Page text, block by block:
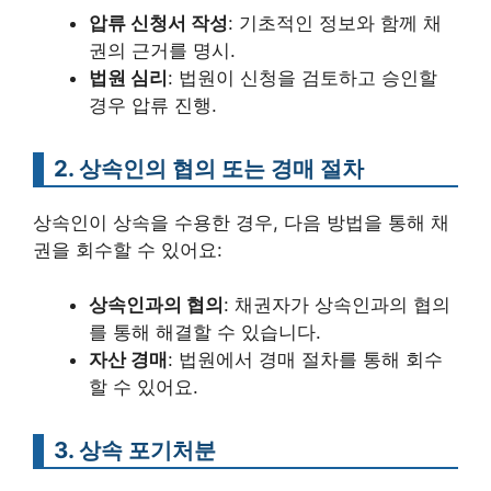
압류 신청서 작성: 기초적인 정보와 함께 채
권의 근거를 명시.
법원 심리: 법원이 신청을 검토하고 승인할
경우 압류 진행.
2. 상속인의 협의 또는 경매 절차
상속인이 상속을 수용한 경우, 다음 방법을 통해 채
권을 회수할 수 있어요:
상속인과의 협의 : 채권자가 상속인과의 협의
를 통해 해결할 수 있습니다.
자산 경매 : 법원에서 경매 절차를 통해 회수
할 수 있어요.
3. 상속 포기처분